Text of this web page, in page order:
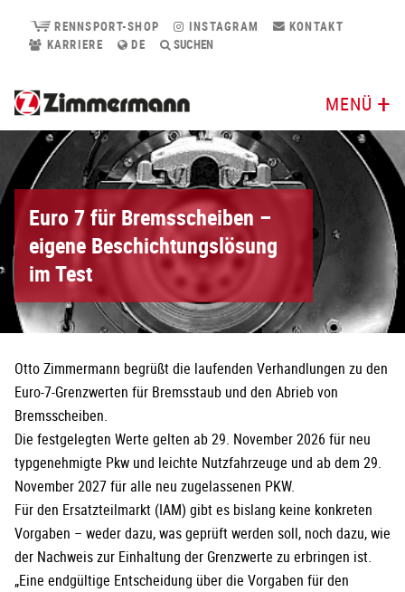
RENNSPORT-SHOP INSTAGRAM
KONTAKT
KARRIERE
DE SUCHEN
MENÜ
Euro 7 für Bremsscheiben –
eigene Beschichtungslösung
im Test
Otto Zimmermann begrüßt die laufenden Verhandlungen zu den
Euro-7-Grenzwerten für Bremsstaub und den Abrieb von
Bremsscheiben.
Die festgelegten Werte gelten ab 29. November 2026 für neu
typgenehmigte Pkw und leichte Nutzfahrzeuge und ab dem 29.
November 2027 für alle neu zugelassenen PKW.
Für den Ersatzteilmarkt (IAM) gibt es bislang keine konkreten
Vorgaben – weder dazu, was geprüft werden soll, noch dazu, wie
der Nachweis zur Einhaltung der Grenzwerte zu erbringen ist.
„Eine endgültige Entscheidung über die Vorgaben für den